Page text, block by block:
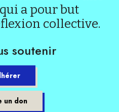
a pour but
collective.
soutenir
un don